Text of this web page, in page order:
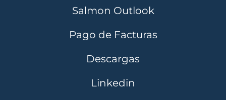
Salmon Outlook
Pago de Facturas
Descargas
Linkedin